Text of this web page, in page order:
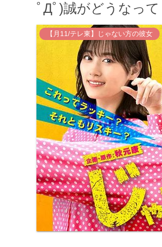
ﾟДﾟ)誠がどうなって
【月11/テレ東】じゃない方の彼女